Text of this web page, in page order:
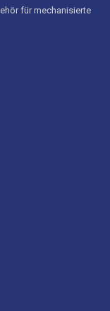
für mechanisierte